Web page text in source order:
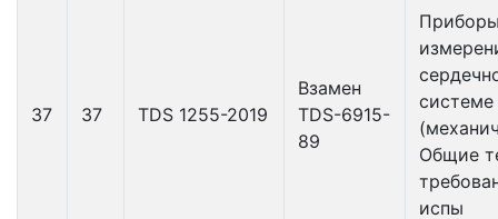
37 37 TDS 1255-2019
Взамен
TDS-6915-
89
системе
Общие
испы